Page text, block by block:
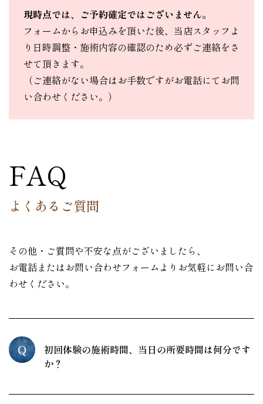
現時点では、ご予約確定ではございません。
フォームからお申込みを頂いた後、当店スタッフよ
り日時調整・施術内容の確認のため必ずご連絡をさ
せて頂きます。
（ご連絡がない場合はお手数ですがお電話にてお問
い合わせください。）
FAQ
よくあるご質問
その他・ご質問や不安な点がございましたら、
お電話またはお問い合わせフォームよりお気軽にお問い合
わせください。
Q
初回体験の施術時間、当日の所要時間は何分です
か？